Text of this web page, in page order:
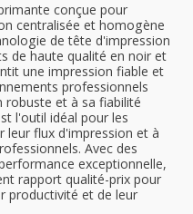
conçue pour
centralisée et homogène
de tête d'impression
de haute qualité en noir et
une impression fiable et
professionnels
robuste et à sa fiabilité
l'outil idéal pour les
leur flux d'impression et à
Avec des
exceptionnelle,
rapport qualité-prix pour
productivité et de leur